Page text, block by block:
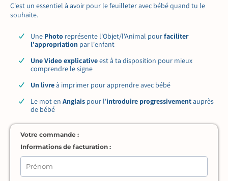
C'est un essentiel à avoir pour le feuilleter avec bébé quand tu le
souhaite.
Une Photo représente l'Objet/l'Animal pourfaciliter
l'appropriation par l'enfant
Une Video explicativeest à ta disposition pour mieux
comprendre le signe
Un livreà imprimer pour apprendre avec bébé
Le mot en Anglais pour l'introduire progressivementauprès
de bébé
Votre commande :
Informations de facturation :